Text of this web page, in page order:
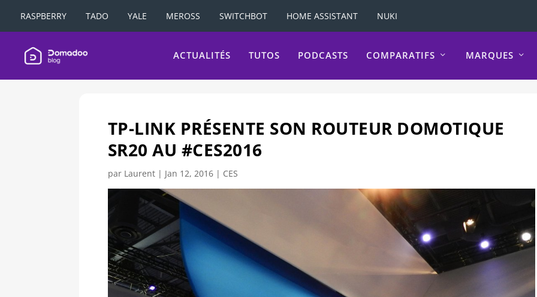
RASPBERRY TADO YALE MEROSS SWITCHBOT HOME ASSISTANT NUKI
ACTUALITÉS TUTOS PODCASTS COMPARATIFS MARQUES
TP-LINK PRÉSENTE SON ROUTEUR DOMOTIQUE
SR20 AU #CES2016
par Laurent| Jan 12, 2016| CES